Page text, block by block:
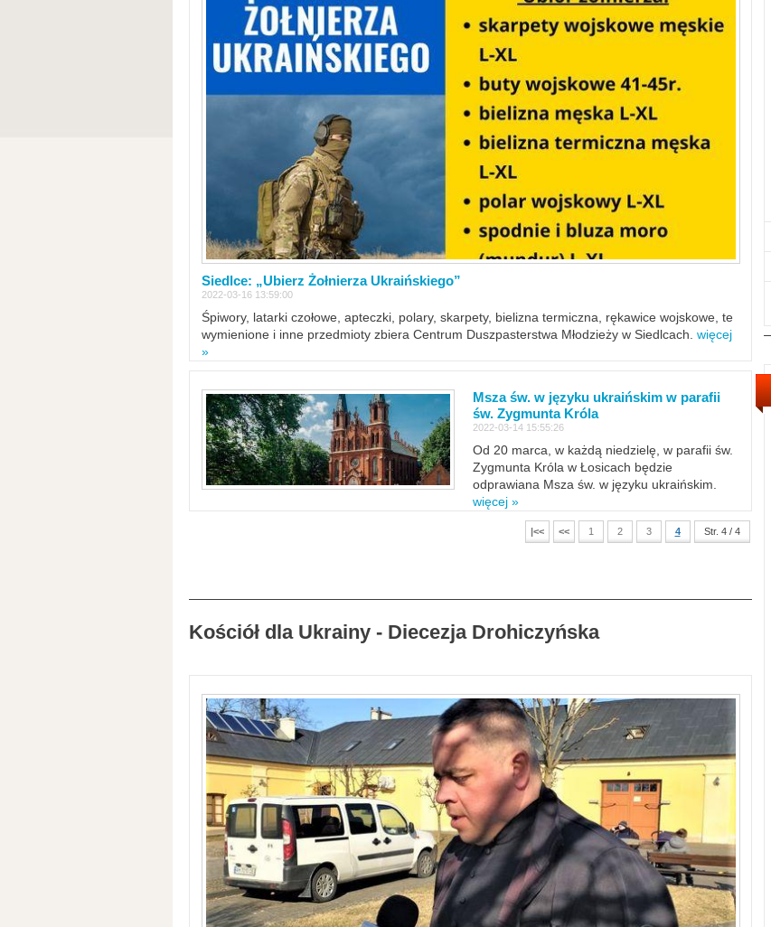
Siedlce: „Ubierz Żołnierza Ukraińskiego”
2022-03-16 13:59:00
Śpiwory, latarki czołowe, apteczki, polary, skarpety, bielizna termiczna, rękawice wojskowe, te
wymienione i inne przedmioty zbiera Centrum Duszpasterstwa Młodzieży w Siedlcach. więcej
»
Msza św. w języku ukraińskim w parafii
św. Zygmunta Króla
2022-03-14 15:55:26
Od 20 marca, w każdą niedzielę, w parafii św.
Zygmunta Króla w Łosicach będzie
odprawiana Msza św. w języku ukraińskim.
więcej »
|<< << 1 2 3 4 Str. 4 / 4
Kościół dla Ukrainy - Diecezja Drohiczyńska